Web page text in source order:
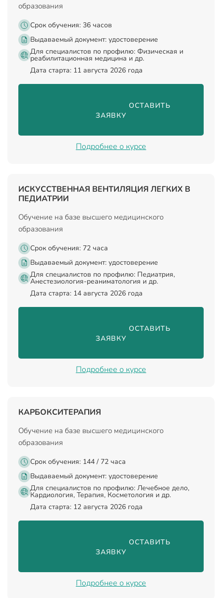
образования
Срок обучения: 36 часов
Выдаваемый документ: удостоверение
Для специалистов по профилю: Физическая и
реабилитационная медицина и др.
Дата старта: 11 августа 2026 года
                                ОСТАВИТЬ
ЗАЯВКУ
Подробнее о курсе
ИСКУССТВЕННАЯ ВЕНТИЛЯЦИЯ ЛЕГКИХ В
ПЕДИАТРИИ
Обучение на базе высшего медицинского
образования
Срок обучения: 72 часа
Выдаваемый документ: удостоверение
Для специалистов по профилю: Педиатрия,
Анестезиология-реаниматология и др.
Дата старта: 14 августа 2026 года
                                ОСТАВИТЬ
ЗАЯВКУ
Подробнее о курсе
КАРБОКСИТЕРАПИЯ
Обучение на базе высшего медицинского
образования
Срок обучения: 144 / 72 часа
Выдаваемый документ: удостоверение
Для специалистов по профилю: Лечебное дело,
Кардиология, Терапия, Косметология и др.
Дата старта: 12 августа 2026 года
                                ОСТАВИТЬ
ЗАЯВКУ
Подробнее о курсе